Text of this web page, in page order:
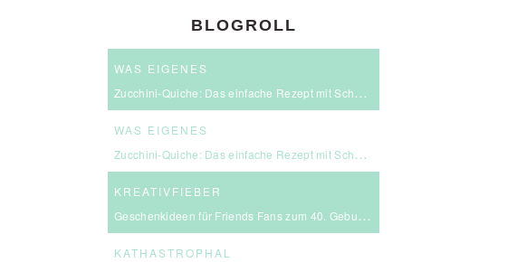
BLOGROLL
WAS EIGENES
Zucchini-Quiche: Das einfache Rezept mit Schmand & Kirschtomaten
WAS EIGENES
Zucchini-Quiche: Das einfache Rezept mit Schmand & Kirschtomaten
KREATIVFIEBER
Geschenkideen für Friends Fans zum 40. Geburtstag
KATHASTROPHAL